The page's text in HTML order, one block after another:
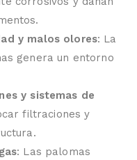
y malos olores: La
genera un entorno
y sistemas de
filtraciones y
: Las palomas